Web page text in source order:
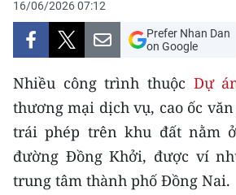
BẠN ĐỌC
KIỂM CHỨNG THÔNG TIN
TRI THỨC CHUYÊN SÂU
54 DÂN TỘC VIỆT NAM
CHƯƠNG TRÌNH OCOP - MỖI XÃ
16/06/2026 07:12
Prefer Nhan Dan
on Google
Nhiều công trình thuộc Dự
thương mại dịch vụ, cao ốc
trái phép trên khu đất nằm
đường Đồng Khởi, được ví
trung tâm thành phố Đồng Nai.